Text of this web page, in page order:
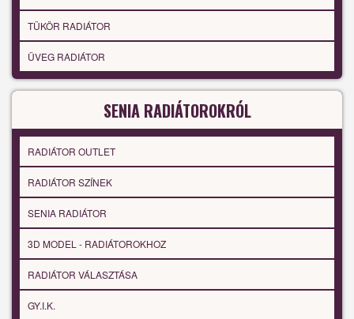
TÜKÖR RADIÁTOR
ÜVEG RADIÁTOR
SENIA RADIÁTOROKRÓL
RADIÁTOR OUTLET
RADIÁTOR SZÍNEK
SENIA RADIÁTOR
3D MODEL - RADIÁTOROKHOZ
RADIÁTOR VÁLASZTÁSA
GY.I.K.